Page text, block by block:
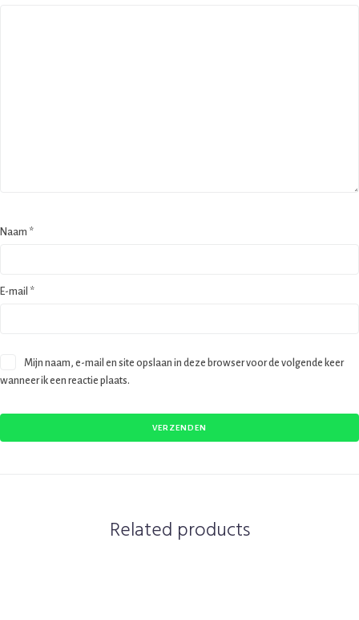
Naam *
E-mail *
Mijn naam, e-mail en site opslaan in deze browser voor de volgende keer
wanneer ik een reactie plaats.
Related products